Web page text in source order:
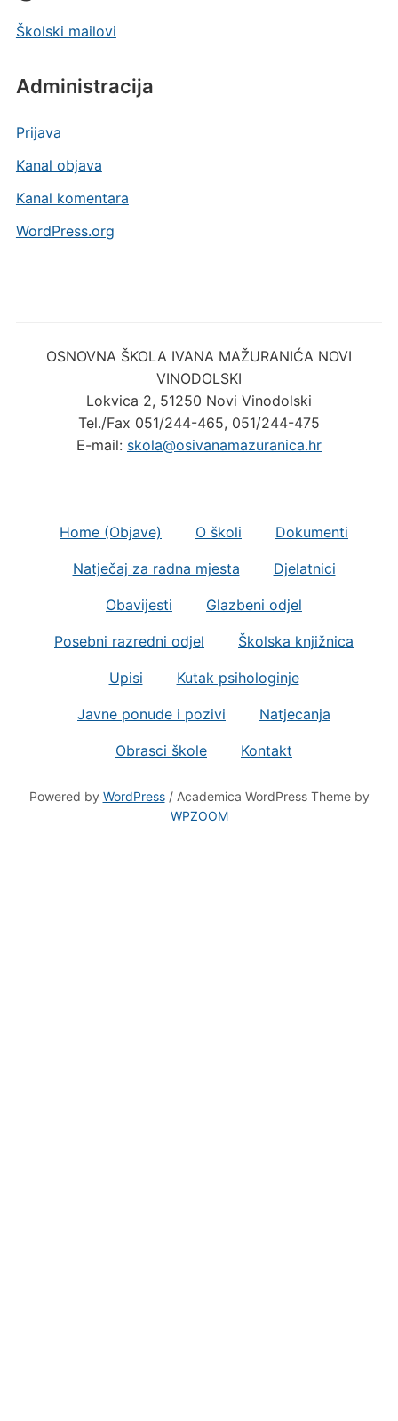
Školski mailovi
Administracija
Prijava
Kanal objava
Kanal komentara
WordPress.org
OSNOVNA ŠKOLA IVANA MAŽURANIĆA NOVI
VINODOLSKI
Lokvica 2, 51250 Novi Vinodolski
Tel./Fax 051/244-465, 051/244-475
E-mail: skola@osivanamazuranica.hr
Home (Objave) O školi Dokumenti
Natječaj za radna mjesta Djelatnici
Obavijesti Glazbeni odjel
Posebni razredni odjel Školska knjižnica
Upisi Kutak psihologinje
Javne ponude i pozivi Natjecanja
Obrasci škole Kontakt
Powered by WordPress
/ Academica WordPress Theme by
WPZOOM